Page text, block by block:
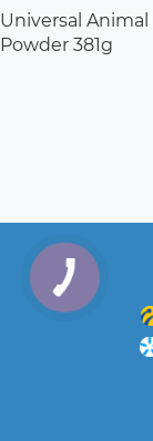
Universal Animal
Powder 381g